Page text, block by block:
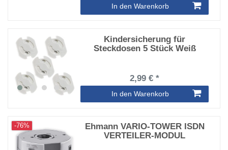
In den Warenkorb
Kindersicherung für
Steckdosen 5 Stück Weiß
2,99 € *
In den Warenkorb
-76%
Ehmann VARIO-TOWER ISDN
VERTEILER-MODUL